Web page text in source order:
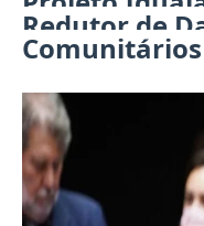
Redutor de